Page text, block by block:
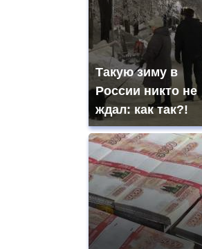
Такую зиму в
России никто не
ждал: как так?!